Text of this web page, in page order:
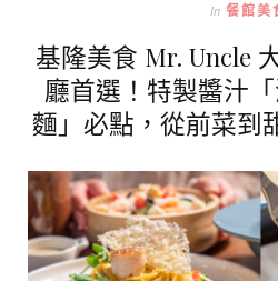
In 餐館美
基隆美食 Mr. Uncle
廳首選！特製醬汁
麵」必點，從前菜到